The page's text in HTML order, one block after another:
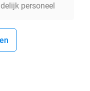
personeel